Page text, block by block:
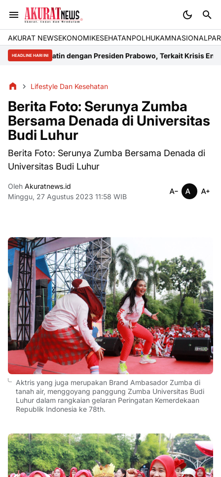
AKURAT NEWSEKONOMIKESEHATANPOLHUKAMNASIONAL
HEADLINE HARI INIPrabowo, Terkait Krisis Energi di KaltengMau
Lifestyle Dan Kesehatan
Berita Foto: Serunya Zumba
Bersama Denada di Universitas
Budi Luhur
Berita Foto: Serunya Zumba Bersama Denada di
Universitas Budi Luhur
Oleh Akuratnews.id
Minggu, 27 Agustus 2023 11:58 WIB
Aktris yang juga merupakan Brand Ambasador Zumba di
tanah air, menggoyang panggung Zumba Universitas Budi
Luhur dalam rangkaian gelaran Peringatan Kemerdekaan
Republik Indonesia ke 78th.